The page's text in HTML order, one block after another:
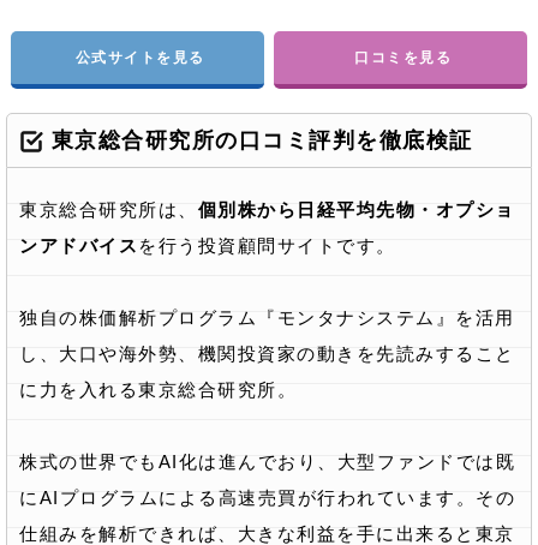
公式サイトを見る 口コミを見る
東京総合研究所の口コミ評判を徹底検証
東京総合研究所は、 個別株から日経平均先物・オプショ
ンアドバイス を行う投資顧問サイトです。
独⾃の株価解析プログラム『モンタナシステム』を活⽤
し、⼤⼝や海外勢、機関投資家の動きを先読みすること
に力を入れる東京総合研究所。
株式の世界でもAI化は進んでおり、大型ファンドでは既
にAIプログラムによる高速売買が行われています。その
仕組みを解析できれば、大きな利益を手に出来ると東京